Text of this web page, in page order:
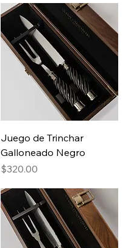
Juego de Trinchar
Galloneado Negro
Price
$320.00